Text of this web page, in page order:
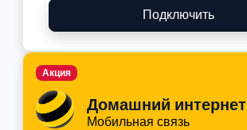
Подключить
Домашний интернет
Мобильная связь
Акция